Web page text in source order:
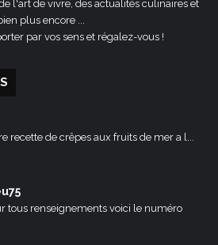
l'art de vivre, des actualités culinaires et
plus encore ...
par vos sens et régalez-vous !
recette de crêpes aux fruits de mer a l...
tous renseignements voici le numéro